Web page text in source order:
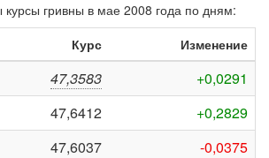
курсы гривны в мае 2008 года по дням:
Курс Изменение
47,3583
+0,0291
47,6412
+0,2829
47,6037
-0,0375